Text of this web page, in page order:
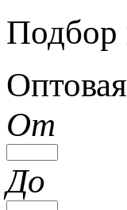
Подбор
От
До